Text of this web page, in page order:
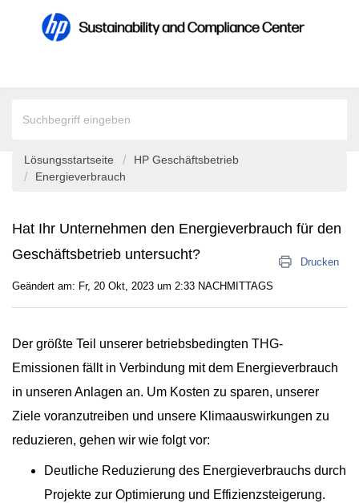
Lösungsstartseite
HP Geschäftsbetrieb
Energieverbrauch
Hat Ihr Unternehmen den Energieverbrauch für den
Geschäftsbetrieb untersucht?
Drucken
Geändert am: Fr, 20 Okt, 2023 um 2:33 NACHMITTAGS
Der größte Teil unserer betriebsbedingten THG-
Emissionen fällt in Verbindung mit dem Energieverbrauch
in unseren Anlagen an. Um Kosten zu sparen, unserer
Ziele voranzutreiben und unsere Klimaauswirkungen zu
reduzieren, gehen wir wie folgt vor:
Deutliche Reduzierung des Energieverbrauchs durch
Projekte zur Optimierung und Effizienzsteigerung.